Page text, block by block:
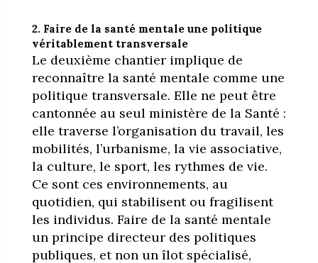
2. Faire de la santé mentale une politique
véritablement transversale
Le deuxième chantier implique de
reconnaître la santé mentale comme une
politique transversale. Elle ne peut être
cantonnée au seul ministère de la Santé :
elle traverse l’organisation du travail, les
mobilités, l’urbanisme, la vie associative,
la culture, le sport, les rythmes de vie.
Ce sont ces environnements, au
quotidien, qui stabilisent ou fragilisent
les individus. Faire de la santé mentale
un principe directeur des politiques
publiques, et non un îlot spécialisé,